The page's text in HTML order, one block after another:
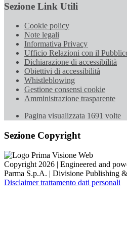
Sezione Link Utili
Cookie policy
Note legali
Informativa Privacy
Ufficio Relazioni con il
Dichiarazione di accessibilità
Obiettivi di accessibilità
Whistleblowing
Gestione consensi cookie
Amministrazione trasparente
Pagina visualizzata 1691 volte
Sezione Copyright
Copyright 2026 | Engineered and
Parma S.p.A. | Divisione Publishing
Disclaimer trattamento dati personali